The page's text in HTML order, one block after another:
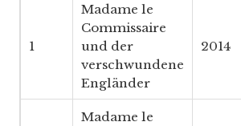
1
Madame le
Commissaire
und der
verschwundene
Engländer
2014
Madame le